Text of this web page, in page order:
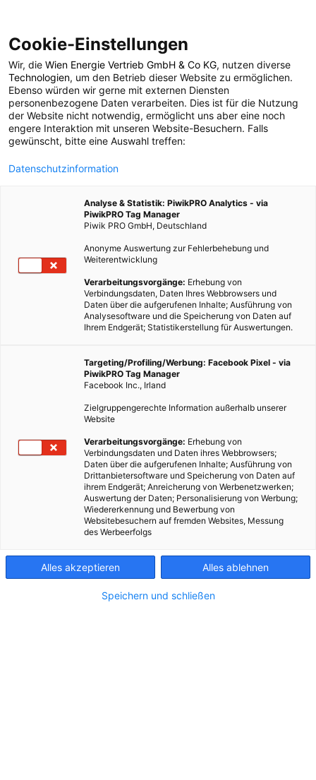
POSTS BY TAG
Dia de los muertos
1 BEITRAG
Cookie-Einstellungen
Wir, die Wien Energie Vertrieb GmbH & Co KG, nutzen diverse
Technologien, um den Betrieb dieser Website zu ermöglichen.
Ebenso würden wir gerne mit externen Diensten
personenbezogene Daten verarbeiten. Dies ist für die Nutzung
der Website nicht notwendig, ermöglicht uns aber eine noch
engere Interaktion mit unseren Website-Besuchern. Falls
gewünscht, bitte eine Auswahl treffen:
Datenschutzinformation
Analyse & Statistik: PiwikPRO Analytics - via
PiwikPRO Tag Manager
Piwik PRO GmbH, Deutschland
Anonyme Auswertung zur Fehlerbehebung und
Weiterentwicklung
Verarbeitungsvorgänge: Erhebung von
Verbindungsdaten, Daten Ihres Webbrowsers und
Daten über die aufgerufenen Inhalte; Ausführung von
Analysesoftware und die Speicherung von Daten auf
Ihrem Endgerät; Statistikerstellung für Auswertungen.
Targeting/Profiling/Werbung: Facebook Pixel - via
PiwikPRO Tag Manager
Facebook Inc., Irland
Zielgruppengerechte Information außerhalb unserer
Website
Verarbeitungsvorgänge: Erhebung von
Verbindungsdaten und Daten ihres Webbrowsers;
Daten über die aufgerufenen Inhalte; Ausführung von
Drittanbietersoftware und Speicherung von Daten auf
ihrem Endgerät; Anreicherung von Werbenetzwerken;
Auswertung der Daten; Personalisierung von Werbung;
Wiedererkennung und Bewerbung von
Websitebesuchern auf fremden Websites, Messung
des Werbeerfolgs
Alles akzeptieren Alles ablehnen
Speichern und schließen